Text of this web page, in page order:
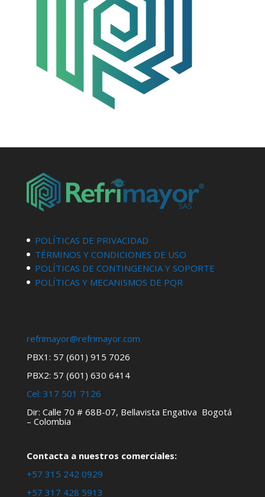
POLÍTICAS DE PRIVACIDAD
TÉRMINOS Y CONDICIONES DE USO
POLÍTICAS DE CONTINGENCIA Y SOPORTE
POLÍTICAS Y MECANISMOS DE PQR
refrimayor@refrimayor.com
PBX1: 57 (601) 915 7026
PBX2: 57 (601) 630 6414
Cel: 317 501 7126
Dir: Calle 70 # 68B-07, Bellavista Engativa Bogotá
– Colombia
Contacta a nuestros comerciales:
+57 315 242 0929
+57 317 428 5913